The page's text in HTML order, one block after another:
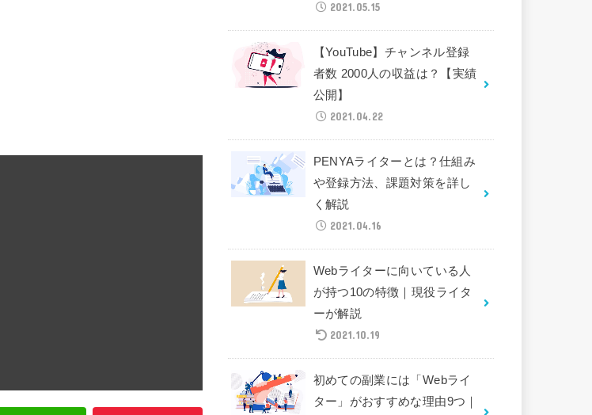
2021.05.15
【YouTube】チャンネル登録
者数 2000人の収益は？【実績
公開】
2021.04.22
PENYAライターとは？仕組み
や登録方法、課題対策を詳し
く解説
2021.04.16
Webライターに向いている人
が持つ10の特徴｜現役ライタ
ーが解説
2021.10.19
初めての副業には「Webライ
ター」がおすすめな理由9つ｜